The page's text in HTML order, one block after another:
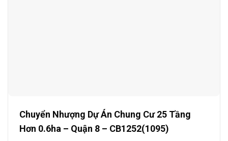
Chuyển Nhượng Dự Án Chung Cư 25 Tầng
Hơn 0.6ha – Quận 8 – CB1252(1095)